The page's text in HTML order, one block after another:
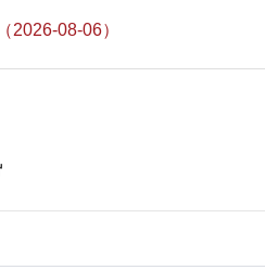
2026-08-06）